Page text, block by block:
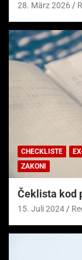
28. März 2026
CHECKLISTE
ZAKONI
Čeklista kod
15. Juli 2024